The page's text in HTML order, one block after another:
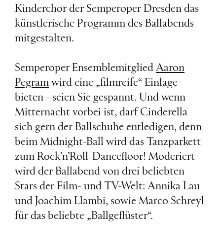
Kinderchor der Semperoper Dresden das
künstlerische Programm des Ballabends
mitgestalten.
Semperoper Ensemblemitglied Aaron
Pegram wird eine „filmreife“ Einlage
bieten - seien Sie gespannt. Und wenn
Mitternacht vorbei ist, darf Cinderella
sich gern der Ballschuhe entledigen, denn
beim Midnight-Ball wird das Tanzparkett
zum Rock’n’Roll-Dancefloor! Moderiert
wird der Ballabend von drei beliebten
Stars der Film- und TV-Welt: Annika Lau
und Joachim Llambi, sowie Marco Schreyl
für das beliebte „Ballgeflüster“.